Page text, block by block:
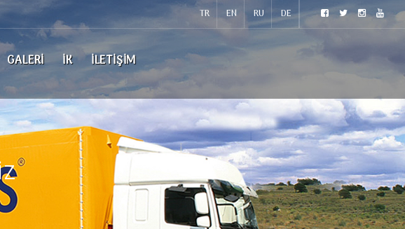
TR EN RU DE
GALERI İK İLETIŞIM